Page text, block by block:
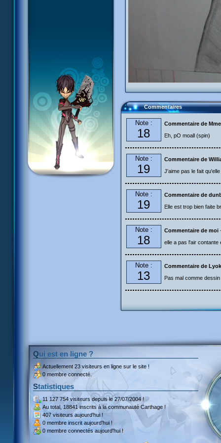
Commentaires
Note :
18
Commentaire de
Eh, pO moall (spin)
Note :
19
Commentaire de
J'aime pas le fait
Note :
19
Commentaire de
Elle est trop bien faite
Note :
18
Commentaire de moi
elle a pas l'air contante
Note :
13
Commentaire de
Pas mal comme
Qui est en ligne ?
Actuellement 23 visiteurs en ligne sur le site !
0 membre connecté.
Statistiques
11 127 754 visiteursdepuis le 27/07/2004 !
Au total, 18841 inscritsà la communauté Carthage !
407 visiteurs aujourd'hui !
0 membre inscrit aujourd'hui !
0 membre connectés aujourd'hui !